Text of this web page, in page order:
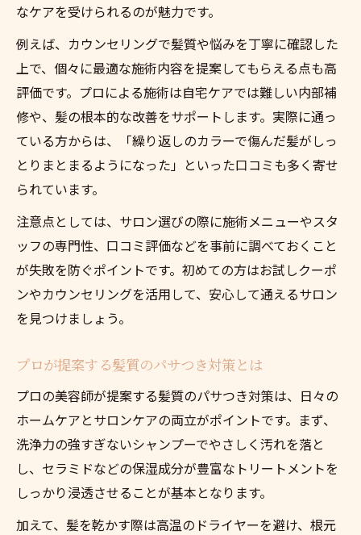
なケアを受けられるのが魅力です。
例えば、カウンセリングで髪質や悩みを丁寧に確認した
上で、個々に最適な施術内容を提案してもらえる点も高
評価です。プロによる施術は自宅ケアでは難しい内部補
修や、髪の根本的な改善をサポートします。実際に通っ
ている方からは、「繰り返しのカラーで傷んだ髪がしっ
とりまとまるようになった」といった口コミも多く寄せ
られています。
注意点としては、サロン選びの際に施術メニューやスタ
ッフの専門性、口コミ評価などを事前に調べておくこと
が失敗を防ぐポイントです。初めての方はお試しクーポ
ンやカウンセリングを活用して、安心して通えるサロン
を見つけましょう。
プロが提案する髪質のパサつき対策とは
プロの美容師が提案する髪質のパサつき対策は、日々の
ホームケアとサロンケアの両立がポイントです。まず、
洗浄力の強すぎないシャンプーでやさしく汚れを落と
し、セラミドなどの保湿成分が豊富なトリートメントを
しっかり浸透させることが基本となります。
加えて、髪を乾かす際は高温のドライヤーを避け、根元